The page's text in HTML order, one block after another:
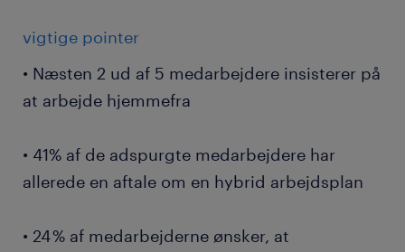
vigtige pointer
• Næsten 2 ud af 5 medarbejdere insisterer på
at arbejde hjemmefra
• 41% af de adspurgte medarbejdere har
allerede en aftale om en hybrid arbejdsplan
• 24 % af medarbejderne ønsker, at